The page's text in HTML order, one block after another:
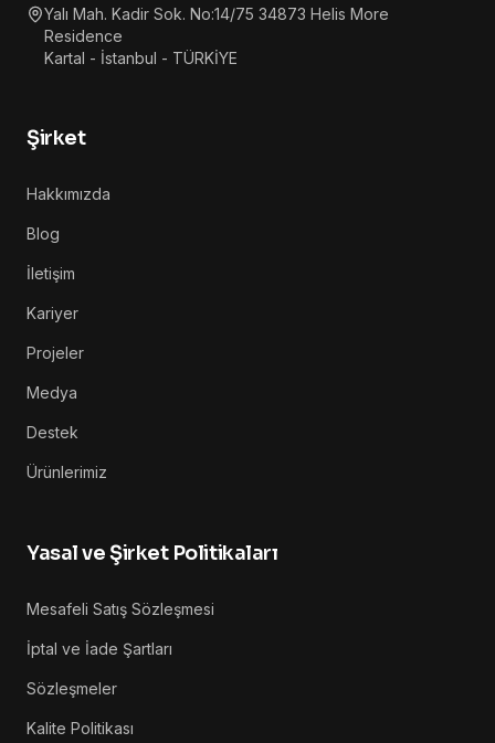
Yalı Mah. Kadir Sok. No:14/75 34873 Helis More
Residence
Kartal - İstanbul - TÜRKİYE
Şirket
Hakkımızda
Blog
İletişim
Kariyer
Projeler
Medya
Destek
Ürünlerimiz
Yasal ve Şirket Politikaları
Mesafeli Satış Sözleşmesi
İptal ve İade Şartları
Sözleşmeler
Kalite Politikası